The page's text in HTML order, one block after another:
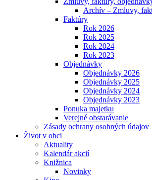
Archív – Zmluvy,
Faktúry
Rok 2026
Rok 2025
Rok 2024
Rok 2023
Objednávky
Objednávky 2026
Objednávky 2025
Objednávky 2024
Objednávky 2023
Ponuka majetku
Verejné obstarávanie
Zásady ochrany osobných údajov
Život v obci
Aktuality
Kalendár akcií
Knižnica
Novinky